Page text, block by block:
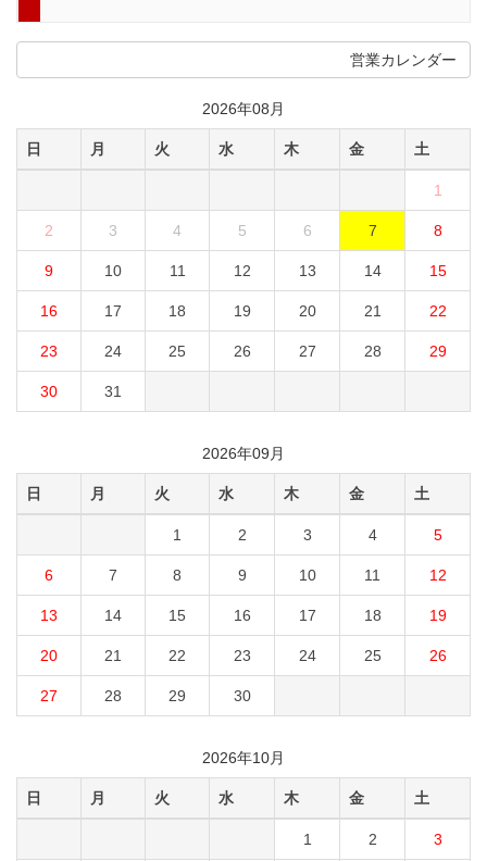
営業カレンダー
2026年08月
日 月 火 水 木 金 土
1
2 3 4 5 6 7 8
9 10 11 12 13 14 15
16 17 18 19 20 21 22
23 24 25 26 27 28 29
30 31
2026年09月
日 月 火 水 木 金 土
1 2 3 4 5
6 7 8 9 10 11 12
13 14 15 16 17 18 19
20 21 22 23 24 25 26
27 28 29 30
2026年10月
日 月 火 水 木 金 土
1 2 3